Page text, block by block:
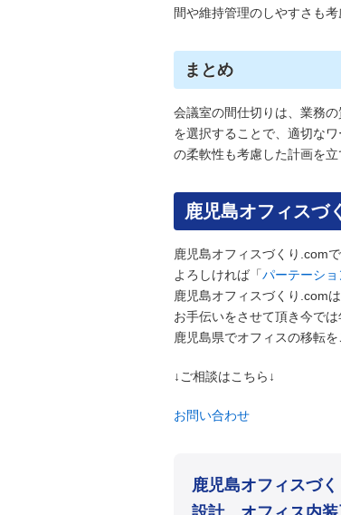
間や維持管理のしやすさも
まとめ
会議室の間仕切りは、業務
を選択することで、適切な
の柔軟性も考慮した計画を立
鹿児島オフィスづ
鹿児島オフィスづくり.com
よろしければ「パーテーシ
鹿児島オフィスづくり.com
お手伝いをさせて頂き今で
鹿児島県でオフィスの移転
↓ご相談はこちら↓
お問い合わせ
鹿児島オフィスづ